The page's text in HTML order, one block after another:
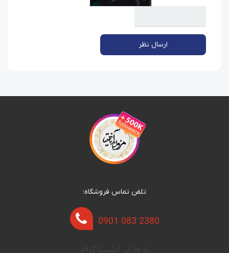
ارسال نظر
تلفن تماس فروشگاه:
0901 083 2380